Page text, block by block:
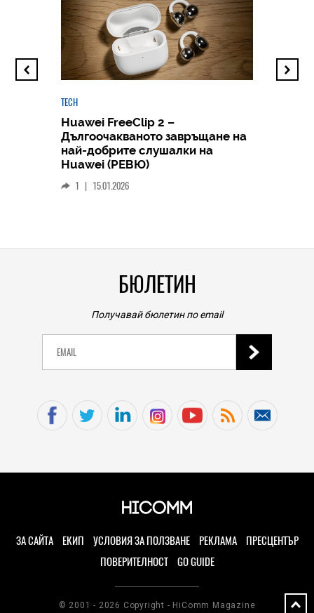
TECH
Huawei FreeClip 2 –
Дългоочакваното завръщане на
най-добрите слушалки на
Huawei (РЕВЮ)
1 | 15.01.2026
БЮЛЕТИН
Получавай бюлетин по email
ЗА САЙТА ЕКИП УСЛОВИЯ ЗА ПОЛЗВАНЕ РЕКЛАМА
ПРЕСЦЕНТЪР
ПОВЕРИТЕЛНОСТ
GO GUIDE
© 2001 - 2026 Copyright - HiComm Magazine